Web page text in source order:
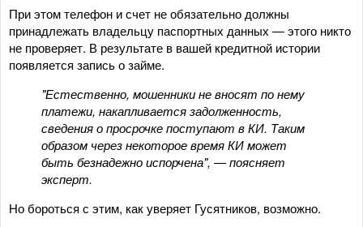
При этом телефон и счет не обязательно должны
принадлежать владельцу паспортных данных — этого никто
не проверяет. В результате в вашей кредитной истории
появляется запись о займе.
"Естественно, мошенники не вносят по нему
платежи, накапливается задолженность,
сведения о просрочке поступают в КИ. Таким
образом через некоторое время КИ может
быть безнадежно испорчена", — поясняет
эксперт.
Но бороться с этим, как уверяет Гусятников, возможно.